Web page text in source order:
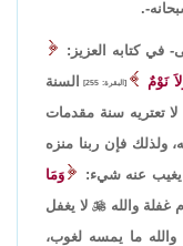
.
في كتابه العزيز:
نَوْمٌ
[البقرة: 255]
السنة
لا تعتريه سنة مقدمات
ولذلك فإن ربنا منزه
يغيب عنه شيء:
وَمَا
غفلة واللهلا يغفل
ما يمسه لغوب،